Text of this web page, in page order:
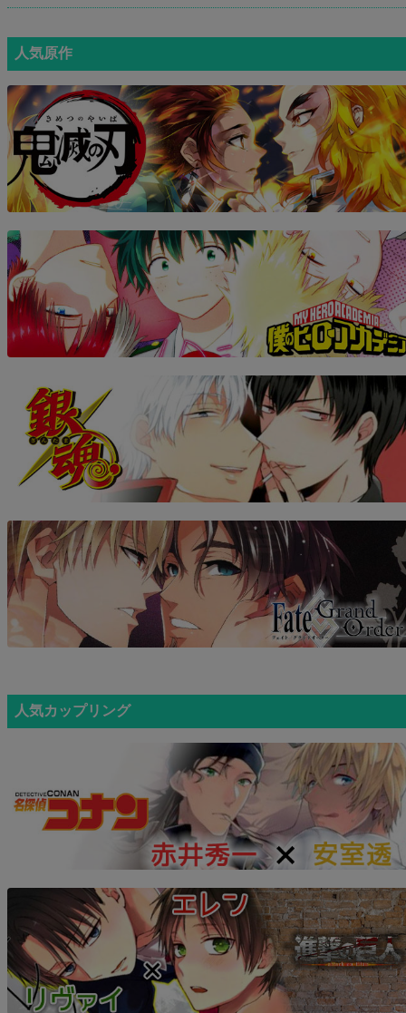
人気原作
人気カップリング